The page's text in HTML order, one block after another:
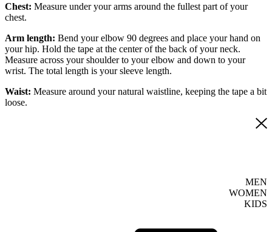
Chest: Measure under your arms around the fullest part of your
chest.
Arm length: Bend your elbow 90 degrees and place your hand on
your hip. Hold the tape at the center of the back of your neck.
Measure across your shoulder to your elbow and down to your
wrist. The total length is your sleeve length.
Waist: Measure around your natural waistline, keeping the tape a bit
loose.
MEN
WOMEN
KIDS